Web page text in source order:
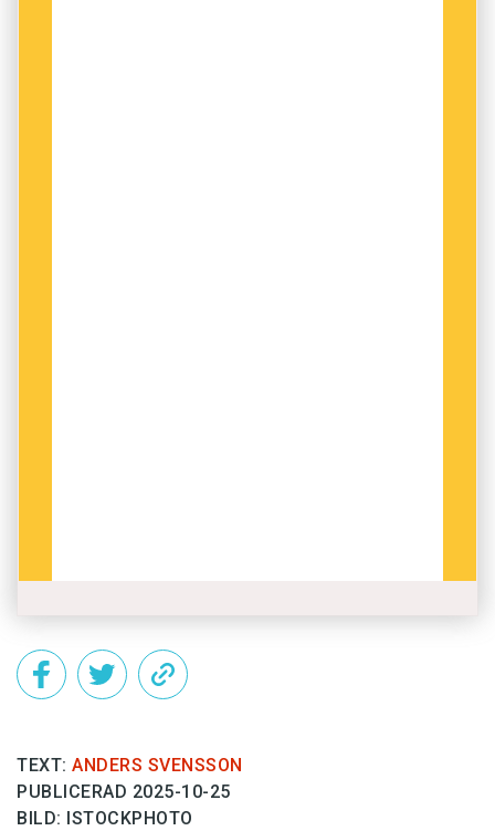
TEXT: ANDERS SVENSSON
PUBLICERAD 2025-10-25
BILD: ISTOCKPHOTO